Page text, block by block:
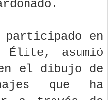
participado en
Élite, asumió
el dibujo de
que ha